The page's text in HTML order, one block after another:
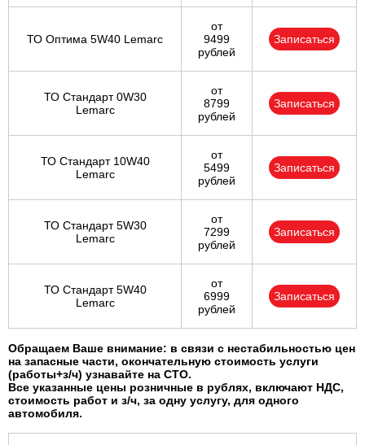
ТО Оптима 5W40 Lemarc
от
9499
рублей
Записаться
ТО Стандарт 0W30
Lemarc
от
8799
рублей
Записаться
ТО Стандарт 10W40
Lemarc
от
5499
рублей
Записаться
ТО Стандарт 5W30
Lemarc
от
7299
рублей
Записаться
ТО Стандарт 5W40
Lemarc
от
6999
рублей
Записаться
Обращаем Ваше внимание: в связи с нестабильностью цен
на запасные части, окончательную стоимость услуги
(работы+з/ч) узнавайте на СТО.
Все указанные цены розничные в рублях, включают НДС,
стоимость работ и з/ч, за одну услугу, для одного
автомобиля.